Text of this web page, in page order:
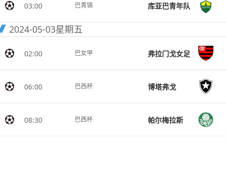
03:00 巴青锦 库亚巴青年队
2024-05-03星期五
02:00 巴女甲 弗拉门戈女足
06:00 巴西杯 博塔弗戈
08:30 巴西杯 帕尔梅拉斯